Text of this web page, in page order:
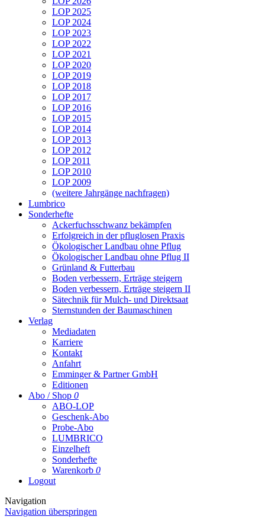
LOP 2025
LOP 2024
LOP 2023
LOP 2022
LOP 2021
LOP 2020
LOP 2019
LOP 2018
LOP 2017
LOP 2016
LOP 2015
LOP 2014
LOP 2013
LOP 2012
LOP 2011
LOP 2010
LOP 2009
(weitere Jahrgänge nachfragen)
Lumbrico
Sonderhefte
Ackerfuchsschwanz bekämpfen
Erfolgreich in der pfluglosen Praxis
Ökologischer Landbau ohne Pflug
Ökologischer Landbau ohne Pflug II
Grünland & Futterbau
Boden verbessern, Erträge steigern
Boden verbessern, Erträge steigern II
Sätechnik für Mulch- und Direktsaat
Sternstunden der Baumaschinen
Verlag
Mediadaten
Karriere
Kontakt
Anfahrt
Emminger & Partner GmbH
Editionen
Abo / Shop 0
ABO-LOP
Geschenk-Abo
Probe-Abo
LUMBRICO
Einzelheft
Sonderhefte
Warenkorb 0
Logout
Navigation
Navigation überspringen